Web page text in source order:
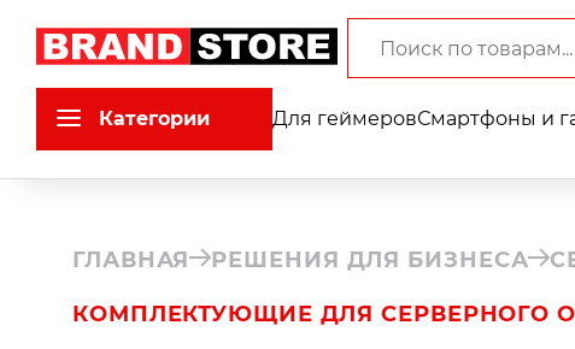
Категории Для геймеровСмартфоны и
ГЛАВНАЯ РЕШЕНИЯ ДЛЯ БИЗНЕСА
КОМПЛЕКТУЮЩИЕ ДЛЯ СЕРВЕРНОГО